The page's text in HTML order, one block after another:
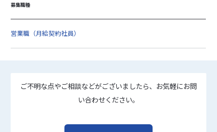
募集職種
営業職（月給契約社員）
ご不明な点やご相談などがございましたら、お気軽にお問
い合わせください。